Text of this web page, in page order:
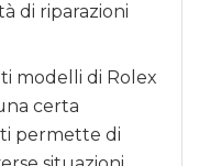
di riparazioni
modelli di Rolex
certa
ti permette di